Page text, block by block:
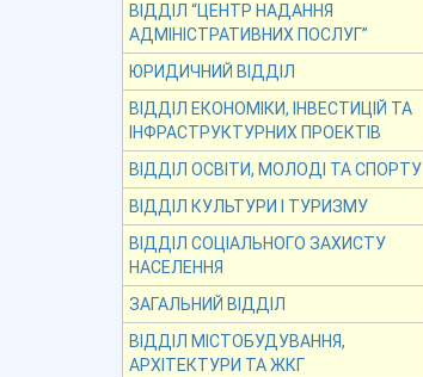
ВІДДІЛ “ЦЕНТР НАДАННЯ
АДМІНІСТРАТИВНИХ ПОСЛУГ”
ЮРИДИЧНИЙ ВІДДІЛ
ВІДДІЛ ЕКОНОМІКИ, ІНВЕСТИЦІЙ ТА
ІНФРАСТРУКТУРНИХ ПРОЕКТІВ
ВІДДІЛ ОСВІТИ, МОЛОДІ ТА СПОРТУ
ВІДДІЛ КУЛЬТУРИ І ТУРИЗМУ
ВІДДІЛ СОЦІАЛЬНОГО ЗАХИСТУ
НАСЕЛЕННЯ
ЗАГАЛЬНИЙ ВІДДІЛ
ВІДДІЛ МІСТОБУДУВАННЯ,
АРХІТЕКТУРИ ТА ЖКГ